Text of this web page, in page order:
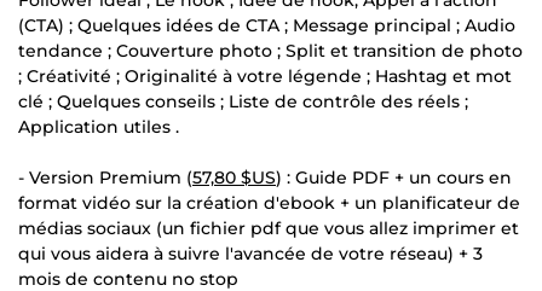
(CTA) ; Quelques idées de CTA ; Message principal ; Audio
tendance ; Couverture photo ; Split et transition de photo
; Créativité ; Originalité à votre légende ; Hashtag et mot
clé ; Quelques conseils ; Liste de contrôle des réels ;
Application utiles .
- Version Premium (57,80 $US) : Guide PDF + un cours en
format vidéo sur la création d'ebook + un planificateur de
médias sociaux (un fichier pdf que vous allez imprimer et
qui vous aidera à suivre l'avancée de votre réseau) + 3
mois de contenu no stop